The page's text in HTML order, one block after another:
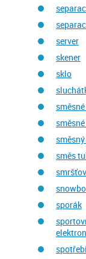
server
skener
sklo
směs
sporák